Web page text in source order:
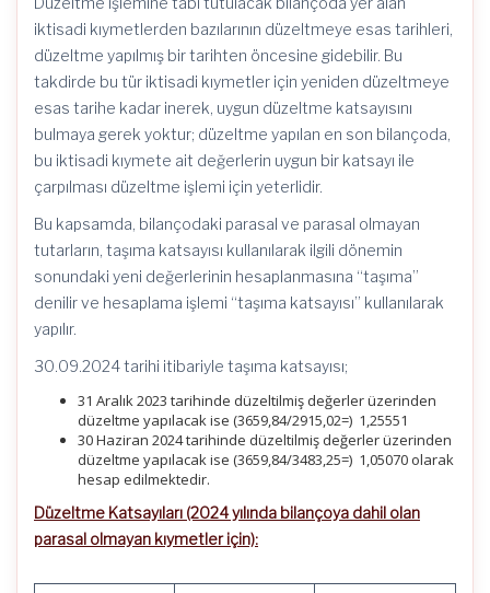
iktisadi kıymetlerden bazılarının düzeltmeye esas tarihleri,
düzeltme yapılmış bir tarihten öncesine gidebilir. Bu
takdirde bu tür iktisadi kıymetler için yeniden düzeltmeye
esas tarihe kadar inerek, uygun düzeltme katsayısını
bulmaya gerek yoktur; düzeltme yapılan en son bilançoda,
bu iktisadi kıymete ait değerlerin uygun bir katsayı ile
çarpılması düzeltme işlemi için yeterlidir.
Bu kapsamda, bilançodaki parasal ve parasal olmayan
tutarların, taşıma katsayısı kullanılarak ilgili dönemin
sonundaki yeni değerlerinin hesaplanmasına “taşıma”
denilir ve hesaplama işlemi “taşıma katsayısı” kullanılarak
yapılır.
30.09.2024 tarihi itibariyle taşıma katsayısı;
31 Aralık 2023 tarihinde düzeltilmiş değerler üzerinden
düzeltme yapılacak ise (3659,84/2915,02=) 1,25551
30 Haziran 2024 tarihinde düzeltilmiş değerler üzerinden
düzeltme yapılacak ise (3659,84/3483,25=) 1,05070 olarak
hesap edilmektedir.
Düzeltme Katsayıları (2024 yılında bilançoya dahil olan
parasal olmayan kıymetler için):